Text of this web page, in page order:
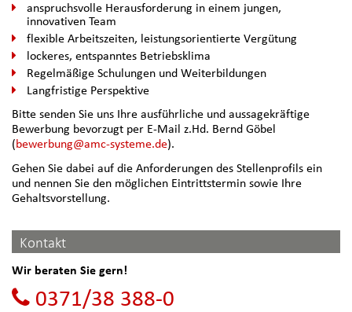
anspruchsvolle Herausforderung in einem jungen,
innovativen Team
flexible Arbeitszeiten, leistungsorientierte Vergütung
lockeres, entspanntes Betriebsklima
Regelmäßige Schulungen und Weiterbildungen
Langfristige Perspektive
Bitte senden Sie uns Ihre ausführliche und aussagekräftige
Bewerbung bevorzugt per E-Mail z.Hd. Bernd Göbel
(bewerbung@amc-systeme.de).
Gehen Sie dabei auf die Anforderungen des Stellenprofils ein
und nennen Sie den möglichen Eintrittstermin sowie Ihre
Gehaltsvorstellung.
Kontakt
Wir beraten Sie gern!
0371/38 388-0